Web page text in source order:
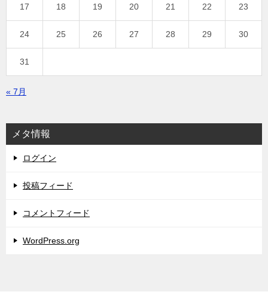
17 18 19 20 21 22 23
24 25 26 27 28 29 30
31
« 7月
メタ情報
ログイン
投稿フィード
コメントフィード
WordPress.org